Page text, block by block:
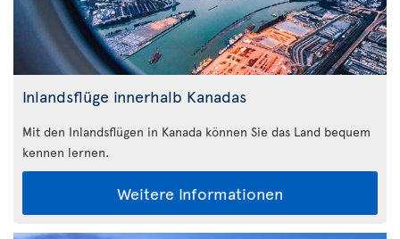
Inlandsflüge innerhalb Kanadas
Mit den Inlandsflügen in Kanada können Sie das Land bequem
kennen lernen.
Weitere Informationen